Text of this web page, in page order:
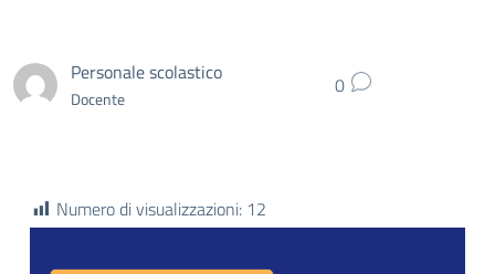
Personale scolastico
Docente 0
Numero di visualizzazioni: 12